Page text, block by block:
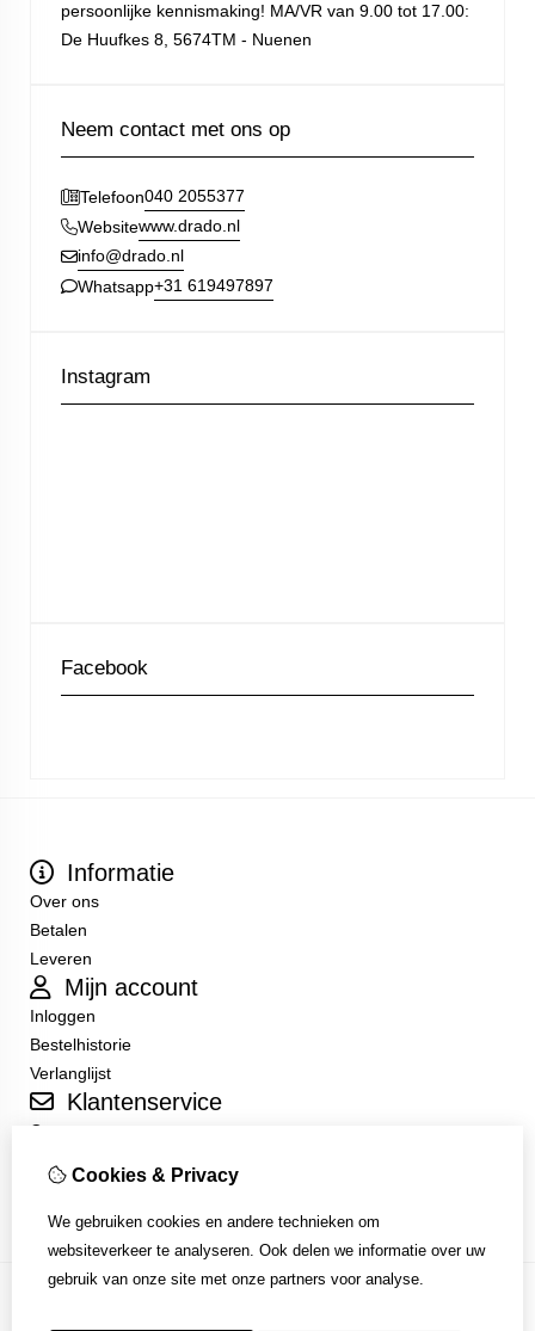
persoonlijke kennismaking! MA/VR van 9.00 tot 17.00:
De Huufkes 8, 5674TM - Nuenen
Neem contact met ons op
Telefoon040 2055377
Websitewww.drado.nl
info@drado.nl
Whatsapp+31 619497897
Instagram
Facebook
Informatie
Over ons
Betalen
Leveren
Mijn account
Inloggen
Bestelhistorie
Verlanglijst
Klantenservice
Contact
Algemene Voorwaarden
Cookies & Privacy
We gebruiken cookies en andere technieken om
websiteverkeer te analyseren. Ook delen we informatie over uw
gebruik van onze site met onze partners voor analyse.